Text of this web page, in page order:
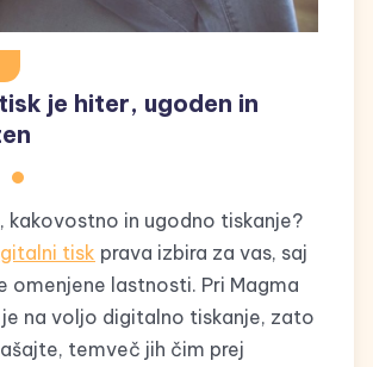
je hiter, ugoden in
kakovostno in ugodno tiskanje?
tisk prava izbira za vas, saj
omenjene lastnosti. Pri Magma
na voljo digitalno tiskanje, zato
temveč jih čim prej